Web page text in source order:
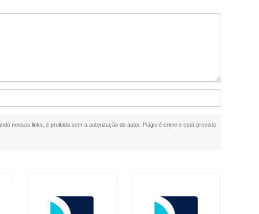
nossos links, é proibida sem a autorização do autor. Plágio é crime e está previsto